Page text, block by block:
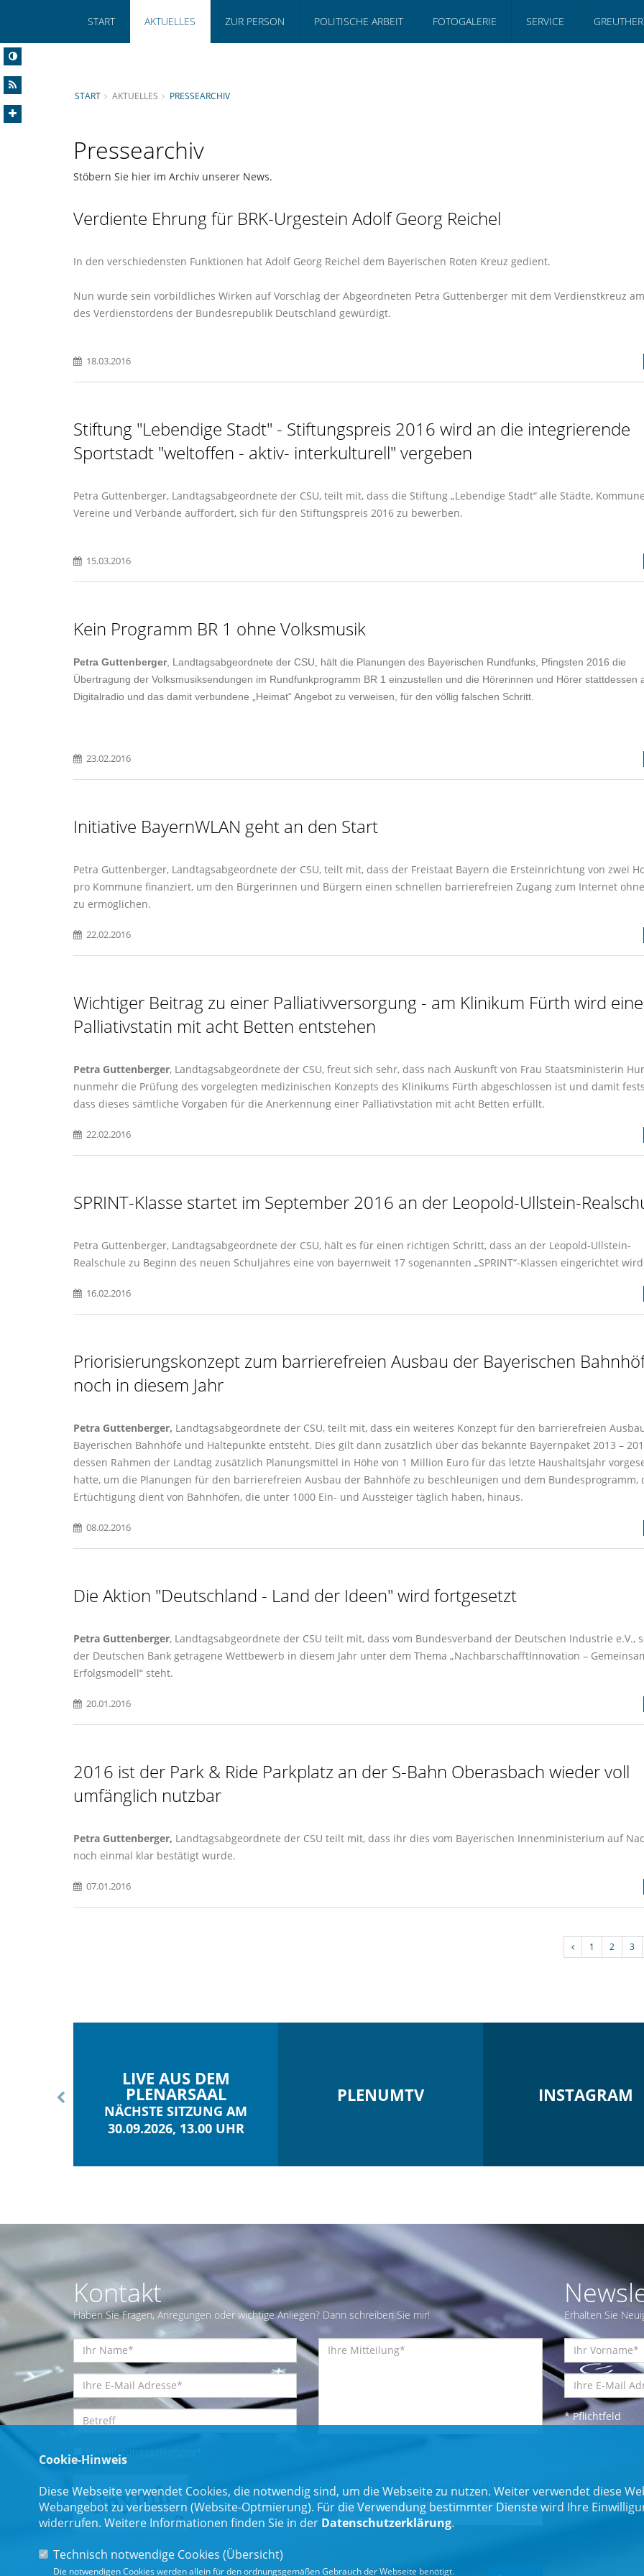
START AKTUELLES ZUR PERSON POLITISCHE ARBEIT FOTOGALERIE SERVICE
START AKTUELLES PRESSEARCHIV
Pressearchiv
Stöbern Sie hier im Archiv unserer News.
Verdiente Ehrung für BRK-Urgestein Adolf Georg Reichel
In den verschiedensten Funktionen hat Adolf Georg Reichel dem Bayerischen Roten Kreuz gedient.
Nun wurde sein vorbildliches Wirken auf Vorschlag der Abgeordneten Petra Guttenberger mit dem Verdienstkreuz
des Verdienstordens der Bundesrepublik Deutschland gewürdigt.
18.03.2016
Stiftung "Lebendige Stadt" - Stiftungspreis 2016 wird an die integrierende
Sportstadt "weltoffen - aktiv- interkulturell" vergeben
Petra Guttenberger, Landtagsabgeordnete der CSU, teilt mit, dass die Stiftung „Lebendige Stadt“ alle Städte,
Vereine und Verbände auffordert, sich für den Stiftungspreis 2016 zu bewerben.
15.03.2016
Kein Programm BR 1 ohne Volksmusik
Petra Guttenberger, Landtagsabgeordnete der CSU, hält die Planungen des Bayerischen Rundfunks, Pfingsten 2016 die
Übertragung der Volksmusiksendungen im Rundfunkprogramm BR 1 einzustellen und die Hörerinnen und Hörer stattdessen
Digitalradio und das damit verbundene „Heimat“ Angebot zu verweisen, für den völlig falschen Schritt.
23.02.2016
Initiative BayernWLAN geht an den Start
Petra Guttenberger, Landtagsabgeordnete der CSU, teilt mit, dass der Freistaat Bayern die Ersteinrichtung von zwei
pro Kommune finanziert, um den Bürgerinnen und Bürgern einen schnellen barrierefreien Zugang zum Internet
zu ermöglichen.
22.02.2016
Wichtiger Beitrag zu einer Palliativversorgung - am Klinikum Fürth wird eine
Palliativstatin mit acht Betten entstehen
Petra Guttenberger, Landtagsabgeordnete der CSU, freut sich sehr, dass nach Auskunft von Frau Staatsministerin
nunmehr die Prüfung des vorgelegten medizinischen Konzepts des Klinikums Fürth abgeschlossen ist und damit
dass dieses sämtliche Vorgaben für die Anerkennung einer Palliativstation mit acht Betten erfüllt.
22.02.2016
SPRINT-Klasse startet im September 2016 an der Leopold-Ullstein-
Petra Guttenberger, Landtagsabgeordnete der CSU, hält es für einen richtigen Schritt, dass an der Leopold-Ullstein-
Realschule zu Beginn des neuen Schuljahres eine von bayernweit 17 sogenannten „SPRINT“-Klassen eingerichtet
16.02.2016
Priorisierungskonzept zum barrierefreien Ausbau der Bayerischen
noch in diesem Jahr
Petra Guttenberger, Landtagsabgeordnete der CSU, teilt mit, dass ein weiteres Konzept für den barrierefreien
Bayerischen Bahnhöfe und Haltepunkte entsteht. Dies gilt dann zusätzlich über das bekannte Bayernpaket 2013 –
dessen Rahmen der Landtag zusätzlich Planungsmittel in Höhe von 1 Million Euro für das letzte Haushaltsjahr
hatte, um die Planungen für den barrierefreien Ausbau der Bahnhöfe zu beschleunigen und dem Bundesprogramm,
Ertüchtigung dient von Bahnhöfen, die unter 1000 Ein- und Aussteiger täglich haben, hinaus.
08.02.2016
Die Aktion "Deutschland - Land der Ideen" wird fortgesetzt
Petra Guttenberger, Landtagsabgeordnete der CSU teilt mit, dass vom Bundesverband der Deutschen Industrie e.V.,
der Deutschen Bank getragene Wettbewerb in diesem Jahr unter dem Thema „NachbarschafftInnovation –
Erfolgsmodell“ steht.
20.01.2016
2016 ist der Park & Ride Parkplatz an der S-Bahn Oberasbach wieder voll
umfänglich nutzbar
Petra Guttenberger, Landtagsabgeordnete der CSU teilt mit, dass ihr dies vom Bayerischen Innenministerium auf
noch einmal klar bestätigt wurde.
07.01.2016
1 2 3
LIVE AUS DEM
PLENARSAAL
NÄCHSTE SITZUNG AM
30.09.2026, 13.00 UHR
PLENUMTV INSTAGRAM
Kontakt
Haben Sie Fragen, Anregungen oder wichtige Anliegen? Dann schreiben Sie mir!
Einwilligungserklärung
Erhalten Sie
* Pflichtfeld
Cookie-Hinweis
Diese Webseite verwendet Cookies, die notwendig sind, um die Webseite zu nutzen. Weiter verwendet diese
Webangebot zu verbessern (Website-Optmierung). Für die Verwendung bestimmter Dienste wird Ihre
widerrufen. Weitere Informationen finden Sie in der Datenschutzerklärung.
Technisch notwendige Cookies (Übersicht)
Die notwendigen Cookies werden allein für den ordnungsgemäßen Gebrauch der Webseite benötigt.